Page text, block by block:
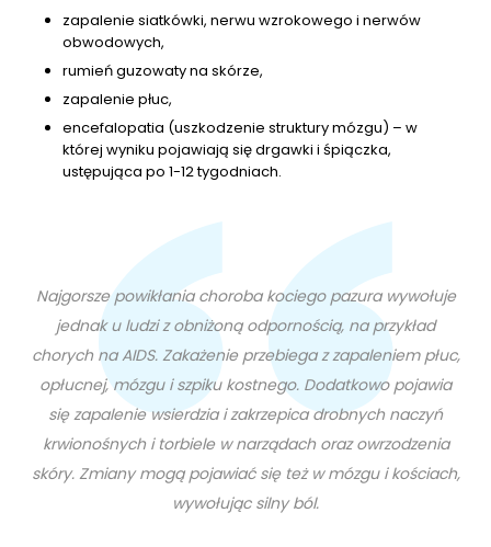
zapalenie siatkówki, nerwu wzrokowego i nerwów
obwodowych,
rumień guzowaty na skórze,
zapalenie płuc,
encefalopatia (uszkodzenie struktury mózgu) – w
której wyniku pojawiają się drgawki i śpiączka,
ustępująca po 1-12 tygodniach.
Najgorsze powikłania choroba kociego pazura wywołuje
jednak u ludzi z obniżoną odpornością, na przykład
chorych na AIDS. Zakażenie przebiega z zapaleniem płuc,
opłucnej, mózgu i szpiku kostnego. Dodatkowo pojawia
się zapalenie wsierdzia i zakrzepica drobnych naczyń
krwionośnych i torbiele w narządach oraz owrzodzenia
skóry. Zmiany mogą pojawiać się też w mózgu i kościach,
wywołując silny ból.